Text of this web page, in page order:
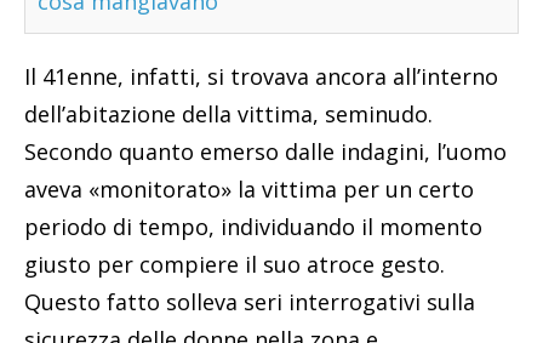
Il 41enne, infatti, si trovava ancora all’interno
dell’abitazione della vittima, seminudo.
Secondo quanto emerso dalle indagini, l’uomo
aveva «monitorato» la vittima per un certo
periodo di tempo, individuando il momento
giusto per compiere il suo atroce gesto.
Questo fatto solleva seri interrogativi sulla